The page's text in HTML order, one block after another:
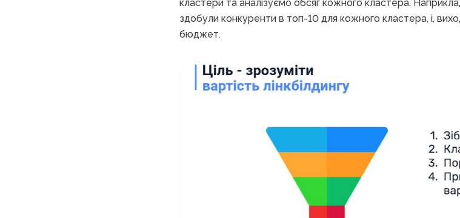
кластери та аналізуємо обсяг кожного кластера.
здобули конкуренти в топ-10 для кожного кластера, і,
бюджет.